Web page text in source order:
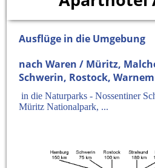
Ausflüge in die Umgebung
nach Waren / Müritz,
Schwerin, Rostock,
in die Naturparks - Nossentiner
Müritz Nationalpark, ...